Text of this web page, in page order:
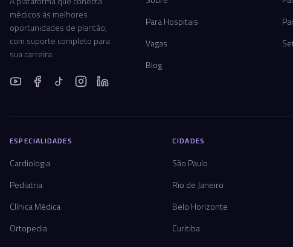
médicos às melhores
oportunidades de plantão,
com suporte completo para
sua carreira.
Para Hospitais
Vagas
Blog
ESPECIALIDADES
Cardiologia
Pediatria
Clínica Médica
Ortopedia
CIDADES
São Paulo
Rio de Janeiro
Belo Horizonte
Curitiba